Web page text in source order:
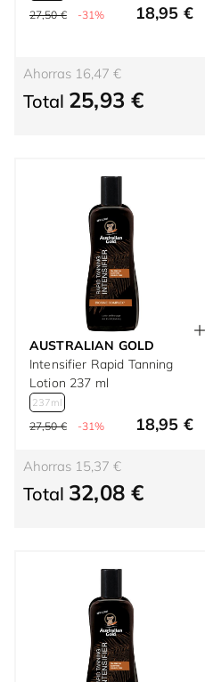
27,50 € -31% 18,95 €
Ahorras 16,47 €
Total 25,93 €
AUSTRALIAN GOLD
Intensifier Rapid Tanning
Lotion 237 ml
237ml
27,50 € -31% 18,95 €
Ahorras 15,37 €
Total 32,08 €